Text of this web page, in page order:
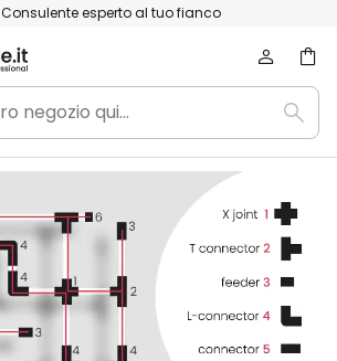
Consulente esperto al tuo fianco